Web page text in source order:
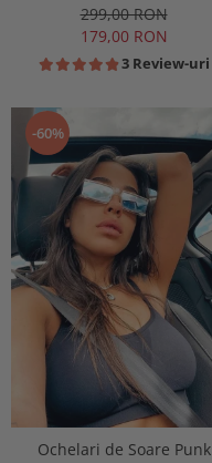
299,00 RON
179,00 RON
3 Review-uri
-60%
Ochelari de Soare Punk